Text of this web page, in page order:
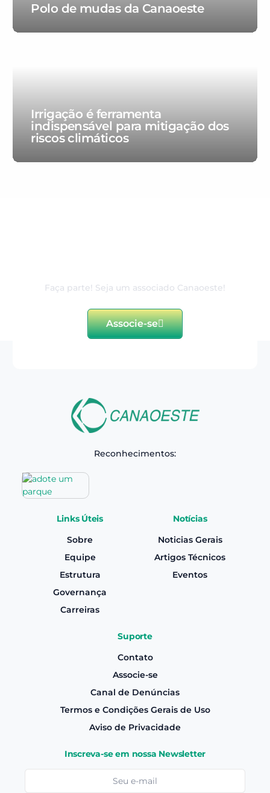
Polo de mudas da Canaoeste
Irrigação é ferramenta
indispensável para mitigação dos
riscos climáticos
Faça parte! Seja um associado Canaoeste!
Associe-se
Reconhecimentos:
Links Úteis
Sobre
Equipe
Estrutura
Governança
Carreiras
Notícias
Noticias Gerais
Artigos Técnicos
Eventos
Suporte
Contato
Associe-se
Canal de Denúncias
Termos e Condições Gerais de Uso
Aviso de Privacidade
Inscreva-se em nossa Newsletter